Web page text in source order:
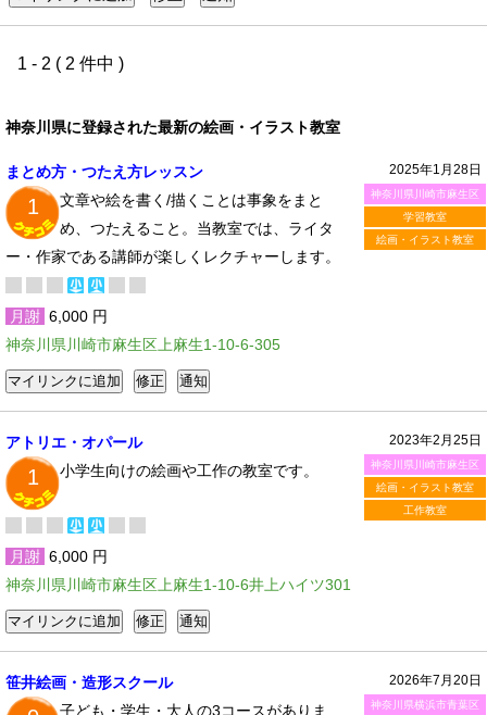
1 - 2 ( 2 件中 )
神奈川県に登録された最新の絵画・イラスト教室
2025年1月28日
神奈川県川崎市麻生区
学習教室
絵画・イラスト教室
まとめ方・つたえ方レッスン
1
文章や絵を書く/描くことは事象をまと
め、つたえること。当教室では、ライタ
ー・作家である講師が楽しくレクチャーします。
月謝 6,000 円
神奈川県川崎市麻生区上麻生1-10-6-305
2023年2月25日
神奈川県川崎市麻生区
絵画・イラスト教室
工作教室
アトリエ・オパール
1 小学生向けの絵画や工作の教室です。
月謝 6,000 円
神奈川県川崎市麻生区上麻生1-10-6井上ハイツ301
2026年7月20日
神奈川県横浜市青葉区
笹井絵画・造形スクール
子ども・学生・大人の3コースがありま